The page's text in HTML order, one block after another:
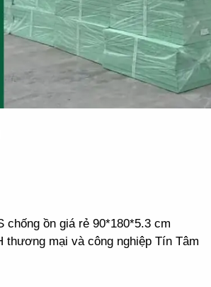
chống ồn giá rẻ 90*180*5.3 cm
thương mại và công nghiệp Tín Tâm